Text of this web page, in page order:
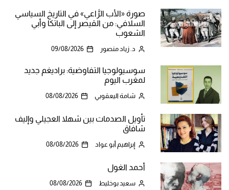
صورة «الأب الرَّاعي» في التاريخ السياسي
السلافي: من القيصر إلى الباتكا وأبي
الشعوب
د. زياد منصور 09/08/2026
سوسيولوجيا التفاوضية: براديغم جديد
لمغرب اليوم
شامة اليعقوبي 08/08/2026
تأويل الصدمات بين شهلا العجيلي وإليف
شافاق
إبراهيم أبو عواد 08/08/2026
أحمد الغول
سعيد بوخليط 08/08/2026